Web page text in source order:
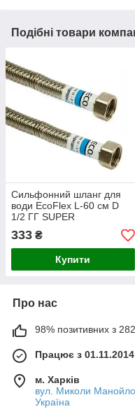
Подібні товари
Cильфонний шланг для
води EcoFlex L-60 см D
1/2 ГГ SUPER
333 ₴
Купити
Про нас
98% позитивних з 282
Працює з 01.11.2014
м. Харків
вул. Миколи
Україна